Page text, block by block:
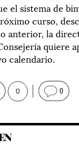
el sistema de
curso,
anterior, la
quiere
calendario.
0 0